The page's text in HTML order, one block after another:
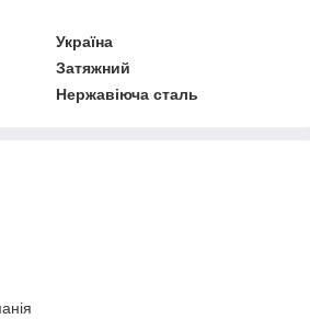
Україна
Затяжний
Нержавіюча сталь